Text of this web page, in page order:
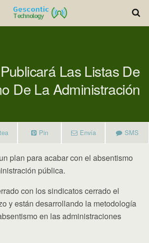
Las Listas De
De La Administración
Pin Envía SMS
plan para acabar con el absentismo
pública.
con los sindicatos cerrado el
y están desarrollando la metodología
en las administraciones